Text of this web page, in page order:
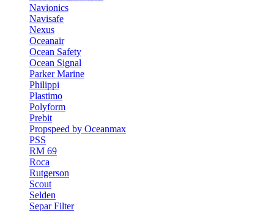
Navionics
Navisafe
Nexus
Oceanair
Ocean Safety
Ocean Signal
Parker Marine
Philippi
Plastimo
Polyform
Prebit
Propspeed by Oceanmax
PSS
RM 69
Roca
Rutgerson
Scout
Selden
Separ Filter